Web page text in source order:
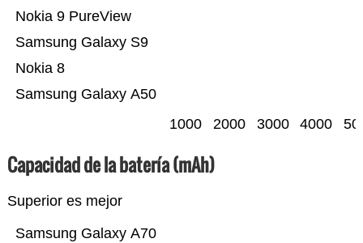
Samsung Galaxy A50
Nokia 8
Samsung Galaxy S9
Nokia 9 PureView
1000 2000 3000 4000
Capacidad de la batería (mAh)
Superior es mejor
Samsung Galaxy A70